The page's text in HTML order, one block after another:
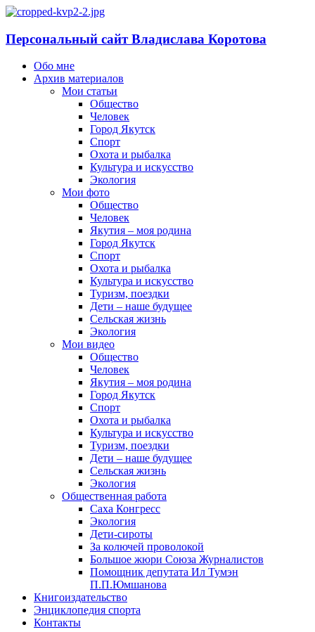
Персональный сайт Владислава Коротова
Обо мне
Архив материалов
Мои статьи
Общество
Человек
Город Якутск
Спорт
Охота и рыбалка
Культура и искусство
Экология
Мои фото
Общество
Человек
Якутия – моя родина
Город Якутск
Спорт
Охота и рыбалка
Культура и искусство
Туризм, поездки
Дети – наше будущее
Сельская жизнь
Экология
Мои видео
Общество
Человек
Якутия – моя родина
Город Якутск
Спорт
Охота и рыбалка
Культура и искусство
Туризм, поездки
Дети – наше будущее
Сельская жизнь
Экология
Общественная работа
Саха Конгресс
Экология
Дети-сироты
За колючей проволокой
Большое жюри Союза Журналистов
Помощник депутата Ил Тумэн
П.П.Юмшанова
Книгоиздательство
Энциклопедия спорта
Контакты